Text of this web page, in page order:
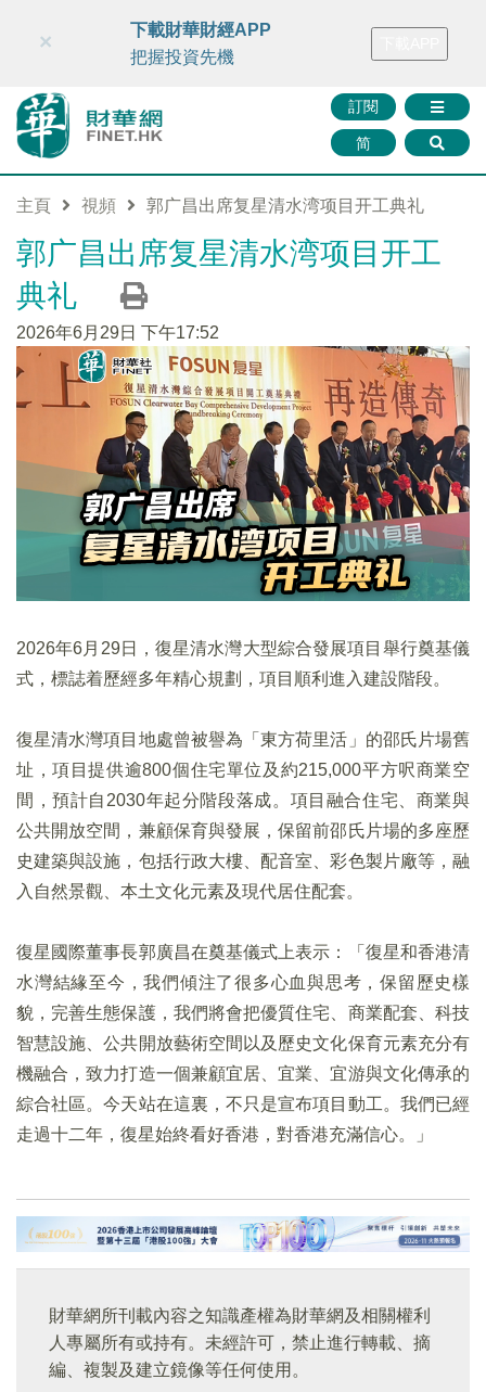
財華智庫網 FINTV FINMETA 財華證券 媒體矩陣
訂閱
简
×
下載財華財經APP
把握投資先機
主頁 視頻 郭广昌出席复星清水湾项目开工典礼
郭广昌出席复星清水湾项目开工
典礼
2026年6月29日 下午17:52
2026年6⽉29⽇，復星清⽔灣⼤型綜合發展項⽬舉⾏奠基儀
式，標誌着歷經多年精⼼規劃，項⽬順利進入建設階段。
復星清⽔灣項⽬地處曾被譽為「東⽅荷⾥活」的邵⽒片場舊
址，項⽬提供逾800個住宅單位及約215,000平⽅呎商業空
間，預計⾃2030年起分階段落成。項⽬融合住宅、商業與
公共開放空間，兼顧保育與發展，保留前邵⽒片場的多座歷
史建築與設施，包括⾏政⼤樓、配⾳室、彩⾊製片廠等，融
入⾃然景觀、本⼟文化元素及現代居住配套。
復星國際董事⻑郭廣昌在奠基儀式上表⽰：「復星和香港清
⽔灣結緣⾄今，我們傾注了很多⼼⾎與思考，保留歷史樣
貌，完善⽣態保護，我們將會把優質住宅、商業配套、科技
智慧設施、公共開放藝術空間以及歷史文化保育元素充分有
機融合，致⼒打造⼀個兼顧宜居、宜業、宜游與文化傳承的
綜合社區。今天站在這裏，不只是宣布項⽬動⼯。我們已經
⾛過⼗⼆年，復星始終看好香港，對香港充滿信⼼。」
財華網所刊載內容之知識產權為財華網及相關權利
人專屬所有或持有。未經許可，禁止進行轉載、摘
編、複製及建立鏡像等任何使用。